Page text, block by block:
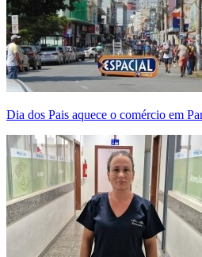
Dia dos Pais aquece o comércio em